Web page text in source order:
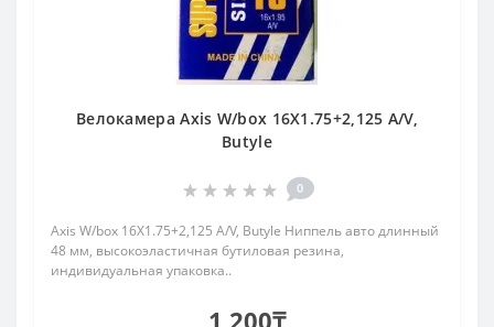
Велокамера Axis W/box 16X1.75+2,125 A/V,
Butyle
0
Axis W/box 16X1.75+2,125 A/V, Butyle Ниппель авто длинный
48 мм, высокоэластичная бутиловая резина,
индивидуальная упаковка..